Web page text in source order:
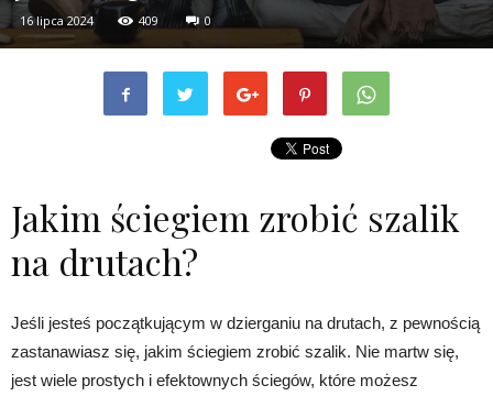
16 lipca 2024 409 0
Jakim ściegiem zrobić szalik
na drutach?
Jeśli jesteś początkującym w dzierganiu na drutach, z pewnością
zastanawiasz się, jakim ściegiem zrobić szalik. Nie martw się,
jest wiele prostych i efektownych ściegów, które możesz